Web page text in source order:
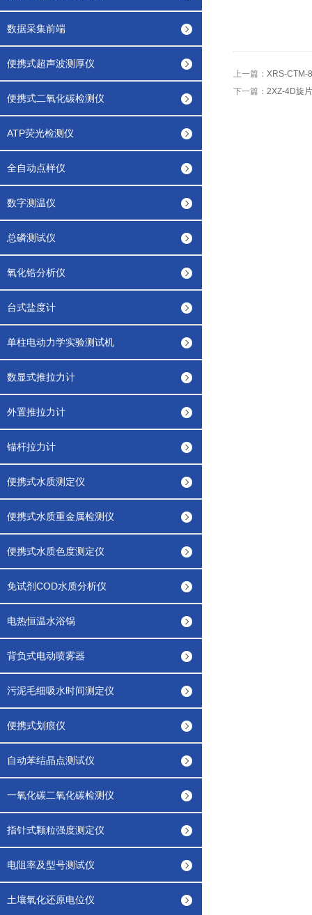
数据采集前端
便携式超声波测厚仪
便携式二氧化碳检测仪
ATP荧光检测仪
全自动点样仪
数字测温仪
总磷测试仪
氧化锆分析仪
台式盐度计
单柱电动力学实验测试机
数显式推拉力计
外置推拉力计
锚杆拉力计
便携式水质测定仪
便携式水质重金属检测仪
便携式水质色度测定仪
免试剂COD水质分析仪
电热恒温水浴锅
背负式电动喷雾器
污泥毛细吸水时间测定仪
便携式划痕仪
自动苯结晶点测试仪
一氧化碳二氧化碳检测仪
指针式颗粒强度测定仪
电阻率及型号测试仪
土壤氧化还原电位仪
上一篇： XRS-CTM-
下一篇： 2XZ-4D旋